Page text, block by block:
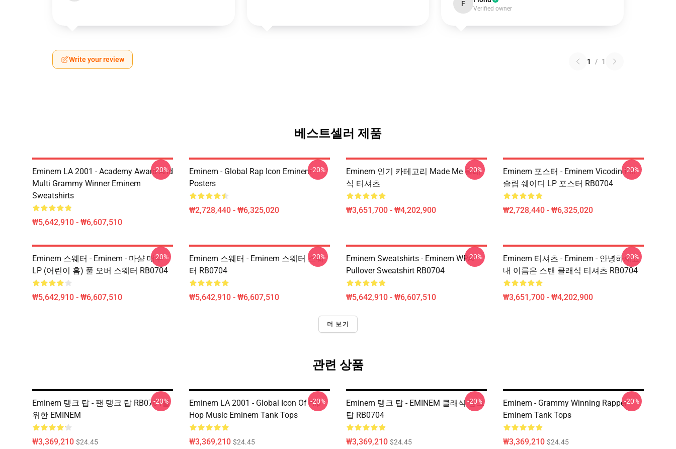
F
Verified owner
Write your review 1 / 1
베스트셀러 제품
Eminem LA 2001 - Academy Award And
Multi Grammy Winner Eminem
Sweatshirts
₩5,642,910 - ₩6,607,510
-20%
Eminem - Global Rap Icon Eminem
Posters
₩2,728,440 - ₩6,325,020
-20%
Eminem 인기 카테고리 Made Me 클래
식 티셔츠
₩3,651,700 - ₩4,202,900
-20%
Eminem 포스터 - Eminem Vicodin Pill -
슬림 쉐이디 LP 포스터 RB0704
₩2,728,440 - ₩6,325,020
-20%
Eminem 스웨터 - Eminem - 마샬 매수
LP (어린이 홈) 풀 오버 스웨터 RB0704
₩5,642,910 - ₩6,607,510
-20%
Eminem 스웨터 - Eminem 스웨터 스웨
터 RB0704
₩5,642,910 - ₩6,607,510
-20%
Eminem Sweatshirts - Eminem WPAP
Pullover Sweatshirt RB0704
₩5,642,910 - ₩6,607,510
-20%
Eminem 티셔츠 - Eminem - 안녕하세요
내 이름은 스탠 클래식 티셔츠 RB0704
₩3,651,700 - ₩4,202,900
-20%
더 보기
관련 상품
Eminem 탱크 탑 - 팬 탱크 탑 RB0704를
위한 EMINEM
₩3,369,210 $24.45
-20%
Eminem LA 2001 - Global Icon Of Hip
Hop Music Eminem Tank Tops
₩3,369,210 $24.45
-20%
Eminem 탱크 탑 - EMINEM 클래식 탱크
탑 RB0704
₩3,369,210 $24.45
-20%
Eminem - Grammy Winning Rapper
Eminem Tank Tops
₩3,369,210 $24.45
-20%